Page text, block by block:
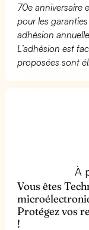
70e anniversaire
pour les
adhésion
L’adhésion est
proposées sont
À
Vous êtes
Protégez vos
!